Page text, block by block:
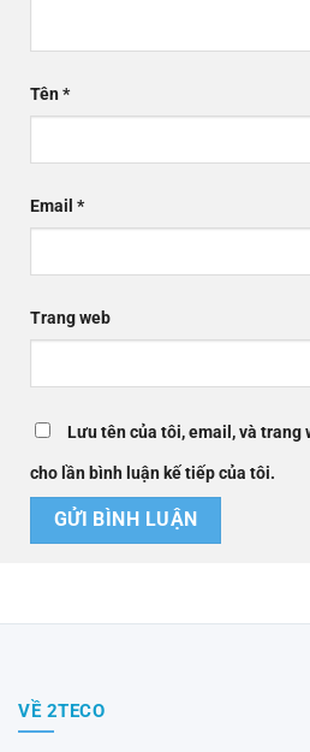
Tên*
Email *
Trang web
Lưu tên của tôi, email, và trang
cho lần bình luận kế tiếp của tôi.
VỀ 2TECO